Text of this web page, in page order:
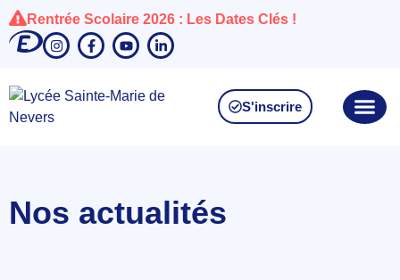
Rentrée Scolaire 2026 : Les Dates Clés !
S'inscrire
Nos actualités